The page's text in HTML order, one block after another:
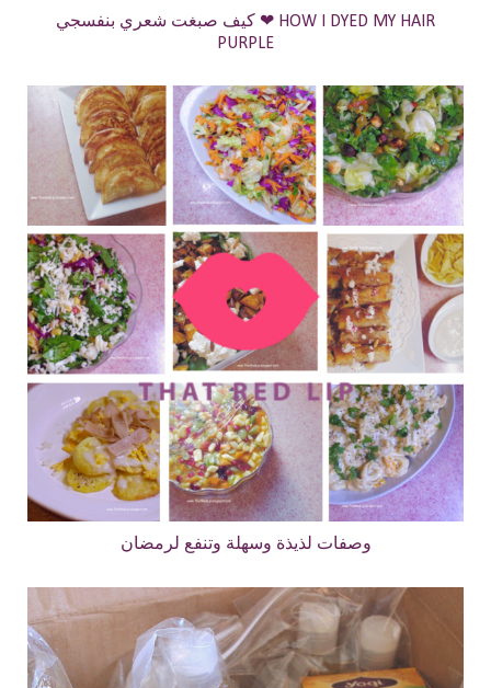
كيف صبغت شعري بنفسجي ❤ HOW I DYED MY HAIR
PURPLE
وصفات لذيذة وسهلة وتنفع لرمضان